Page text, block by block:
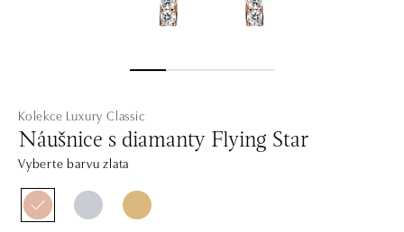
Kolekce Luxury Classic
Náušnice s diamanty Flying Star
Vyberte barvu zlata